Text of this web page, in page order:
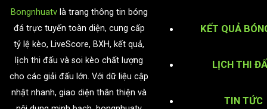
Bongnhuatvlà trang thông tin bóng
đá trực tuyến toàn diện, cung cấp
tỷ lệ kèo, LiveScore, BXH, kết quả,
lịch thi đấu và soi kèo chất lượng
cho các giải đấu lớn. Với dữ liệu cập
nhật nhanh, giao diện thân thiện và
KẾT QUẢ
LỊCH THI
TIN TỨC